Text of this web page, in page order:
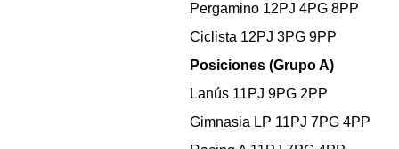
Pergamino 12PJ 4PG 8PP
Ciclista 12PJ 3PG 9PP
Posiciones (Grupo A)
Lanús 11PJ 9PG 2PP
Gimnasia LP 11PJ 7PG 4PP